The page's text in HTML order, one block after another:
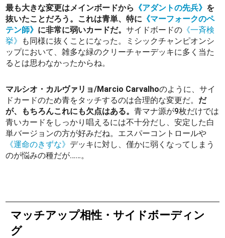
最も大きな変更はメインボードから 《アダントの先兵》 を
抜いたことだろう。これは青単、特に 《マーフォークのペ
テン師》 に非常に弱いカードだ。サイドボードの 《一斉検
挙》
も同様に抜くことになった。ミシックチャンピオンシ
ップにおいて、雑多な緑のクリーチャーデッキに多く当た
るとは思わなかったからね。
マルシオ・カルヴァリョ/Marcio Carvalhoのように、サイ
ドカードのため青をタッチするのは合理的な変更だ。 だ
が、もちろんこれにも欠点はある。青マナ源が9枚だけでは
青いカードをしっかり唱えるには不十分だし、安定した白
単バージョンの方が好みだね。エスパーコントロールや
《運命のきずな》 デッキに対し、僅かに弱くなってしまう
のが悩みの種だが……。
マッチアップ相性・サイドボーディン
グ